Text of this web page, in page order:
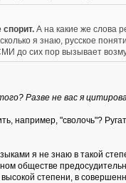
спорит. А на какие же слова
я знаю, русское
до сих пор вызывает
Разве не вас я
например, "сволочь"?
я не знаю в такой
обществе
степени, в